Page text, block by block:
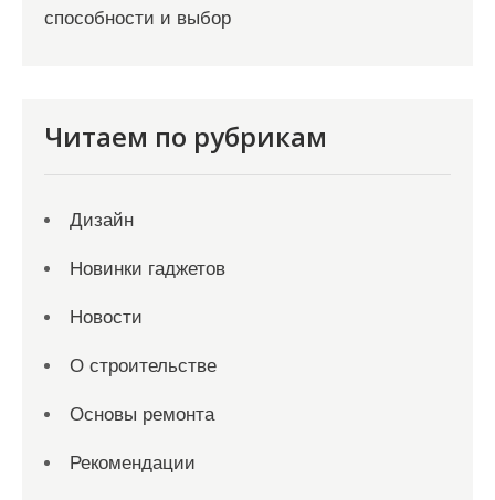
способности и выбор
Читаем по рубрикам
Дизайн
Новинки гаджетов
Новости
О строительстве
Основы ремонта
Рекомендации